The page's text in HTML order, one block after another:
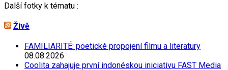
Další fotky k tématu :
Živě
FAMILIARITÉ: poetické propojení filmu a literatury
08.08.2026
Coolita zahajuje první indonéskou iniciativu FAST Media